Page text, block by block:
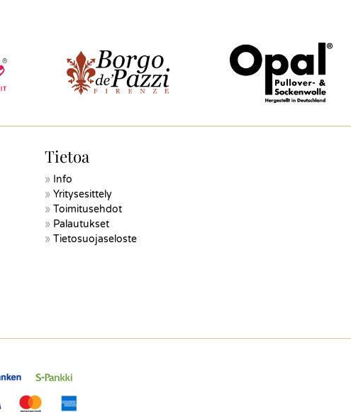
Tietoa
Info
Yritysesittely
Toimitusehdot
Palautukset
Tietosuojaseloste